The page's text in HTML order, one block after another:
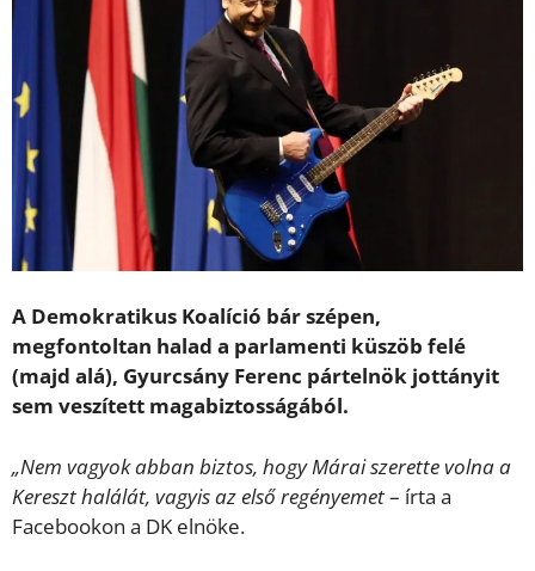
A Demokratikus Koalíció bár szépen,
megfontoltan halad a parlamenti küszöb felé
(majd alá), Gyurcsány Ferenc pártelnök jottányit
sem veszített magabiztosságából.
„Nem vagyok abban biztos, hogy Márai szerette volna a
Kereszt halálát, vagyis az első regényemet– írta a
Facebookon a DK elnöke.